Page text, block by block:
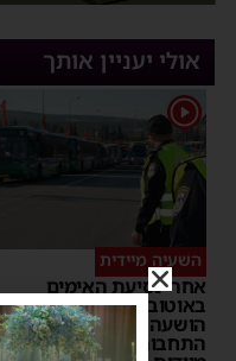
אולי יעניין אותך
1
השעיה מיידית
אחרי נסיעת האימים
באוטובוס מאשדוד: הנהג
הושעה מתפקידו – משרד
התחבורה הורה על בדיקה